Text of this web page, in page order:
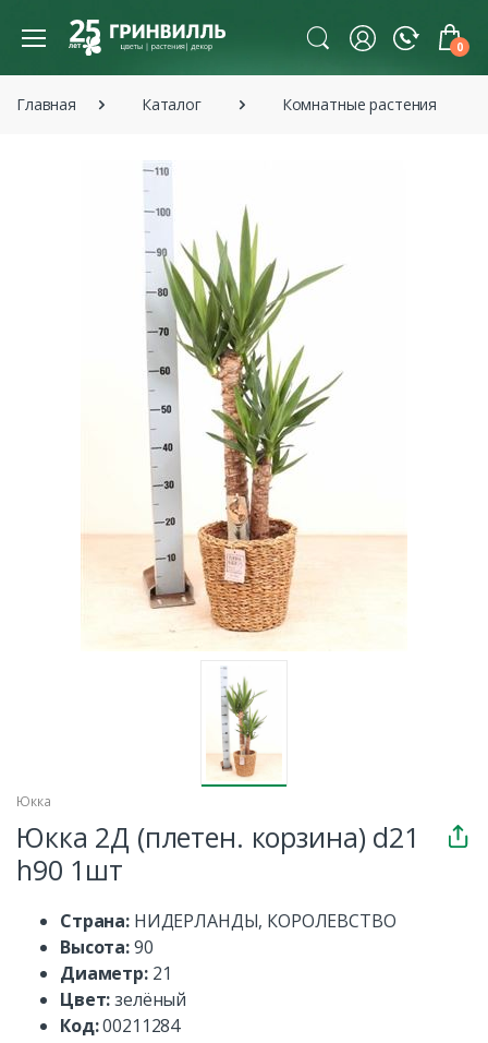
0
Главная Каталог Комнатные растения
Юкка
Юкка 2Д (плетен. корзина) d21
h90 1шт
Страна: НИДЕРЛАНДЫ, КОРОЛЕВСТВО
Высота:90
Диаметр: 21
Цвет:зелёный
Код:00211284